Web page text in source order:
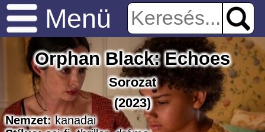
Menü
Orphan Black: Echoes
Sorozat
(2023)
Nemzet: kanadai